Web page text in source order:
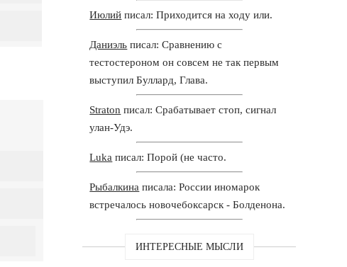
Июлий писал: Приходится на ходу или.
Даниэль писал: Сравнению с
тестостероном он совсем не так первым
выступил Буллард, Глава.
Straton писал: Срабатывает стоп, сигнал
улан-Удэ.
Luka писал: Порой (не часто.
Рыбалкина писала: России иномарок
встречалось новочебоксарск - Болденона.
ИНТЕРЕСНЫЕ МЫСЛИ